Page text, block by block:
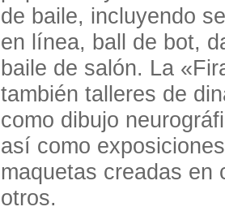
de baile, incluyendo
en línea, ball de bot,
baile de salón. La
también talleres de
como dibujo
así como
maquetas creadas en
otros.